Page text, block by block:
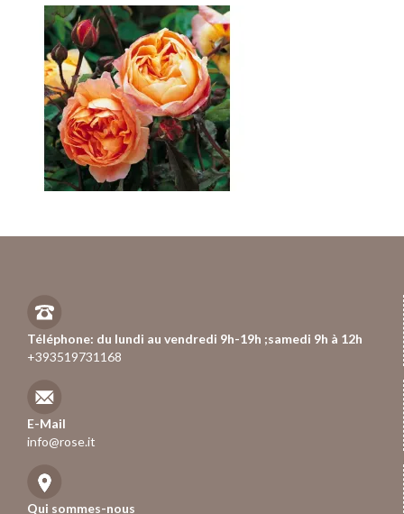
Téléphone: du lundi au vendredi 9h-19h ;samedi 9h à 12h
+393519731168
E-Mail
info@rose.it
Qui sommes-nous